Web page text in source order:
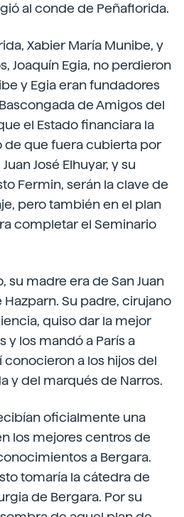
al conde de Peñaflorida.
Xabier María Munibe, y
Joaquín Egia, no perdieron
y Egia eran fundadores
de Amigos del
el Estado financiara la
de que fuera cubierta por
José Elhuyar, y su
Fermin, serán la clave de
pero también en el plan
completar el Seminario
su madre era de San Juan
Su padre, cirujano
quiso dar la mejor
y los mandó a París a
conocieron a los hijos del
y del marqués de Narros.
oficialmente una
los mejores centros de
a Bergara.
tomaría la cátedra de
de Bergara. Por su